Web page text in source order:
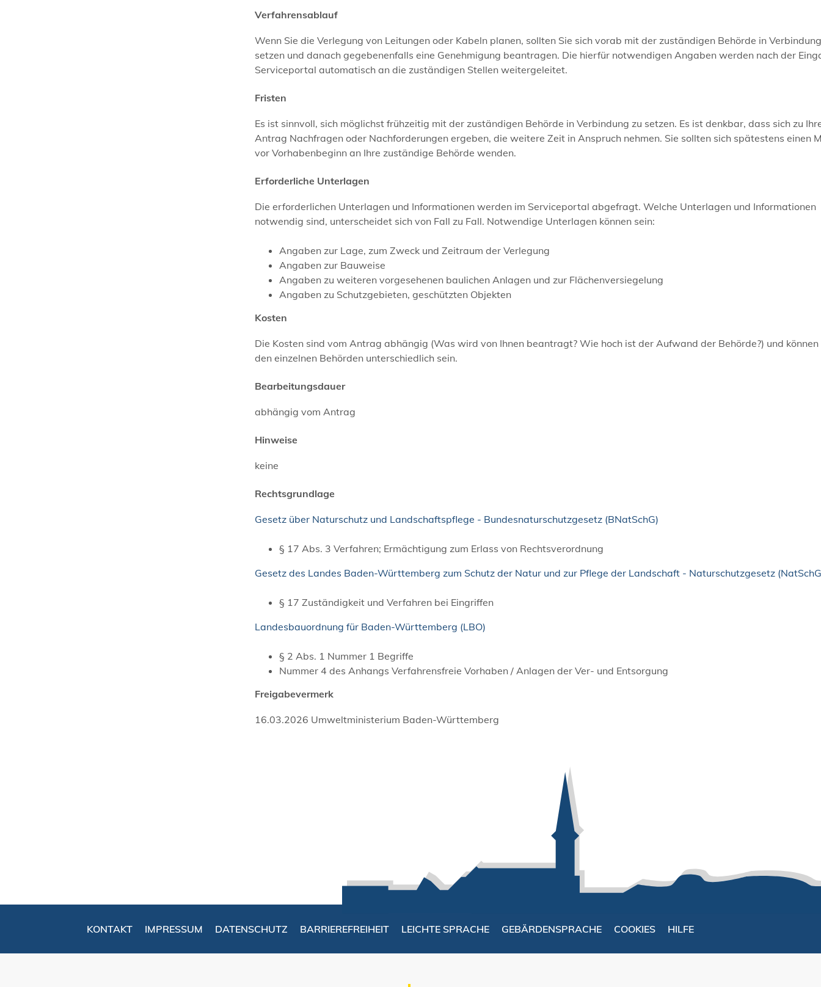
Verfahrensablauf
Wenn Sie die Verlegung von Leitungen oder Kabeln planen, sollten Sie sich vorab mit der zuständigen Behörde in Verbindung
setzen und danach gegebenenfalls eine Genehmigung beantragen. Die hierfür notwendigen Angaben werden nach der
Serviceportal automatisch an die zuständigen Stellen weitergeleitet.
Fristen
Es ist sinnvoll, sich möglichst frühzeitig mit der zuständigen Behörde in Verbindung zu setzen. Es ist denkbar, dass sich zu
Antrag Nachfragen oder Nachforderungen ergeben, die weitere Zeit in Anspruch nehmen. Sie sollten sich spätestens einen
vor Vorhabenbeginn an Ihre zuständige Behörde wenden.
Erforderliche Unterlagen
Die erforderlichen Unterlagen und Informationen werden im Serviceportal abgefragt. Welche Unterlagen und Informationen
notwendig sind, unterscheidet sich von Fall zu Fall. Notwendige Unterlagen können sein:
Angaben zur Lage, zum Zweck und Zeitraum der Verlegung
Angaben zur Bauweise
Angaben zu weiteren vorgesehenen baulichen Anlagen und zur Flächenversiegelung
Angaben zu Schutzgebieten, geschützten Objekten
Kosten
Die Kosten sind vom Antrag abhängig (Was wird von Ihnen beantragt? Wie hoch ist der Aufwand der Behörde?) und können
den einzelnen Behörden unterschiedlich sein.
Bearbeitungsdauer
abhängig vom Antrag
Hinweise
keine
Rechtsgrundlage
Gesetz über Naturschutz und Landschaftspflege - Bundesnaturschutzgesetz (BNatSchG)
§ 17 Abs. 3 Verfahren; Ermächtigung zum Erlass von Rechtsverordnung
Gesetz des Landes Baden-Württemberg zum Schutz der Natur und zur Pflege der Landschaft - Naturschutzgesetz
§ 17 Zuständigkeit und Verfahren bei Eingriffen
Landesbauordnung für Baden-Württemberg (LBO)
§ 2 Abs. 1 Nummer 1 Begriffe
Nummer 4 des Anhangs Verfahrensfreie Vorhaben / Anlagen der Ver- und Entsorgung
Freigabevermerk
16.03.2026 Umweltministerium Baden-Württemberg
KONTAKT IMPRESSUM DATENSCHUTZ BARRIEREFREIHEIT LEICHTE SPRACHE GEBÄRDENSPRACHE COOKIES HILFE